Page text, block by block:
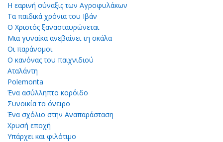
Η εαρινή σύναξις των Αγροφυλάκων
Τα παιδικά χρόνια του Ιβάν
Ο Χριστός ξανασταυρώνεται
Μια γυναίκα ανεβαίνει τη σκάλα
Οι παράνομοι
Ο κανόνας του παιχνιδιού
Αταλάντη
Polemonta
Ένα ασύλληπτο κορόιδο
Συνοικία το όνειρο
Ένα σχόλιο στην Αναπαράσταση
Χρυσή εποχή
Υπάρχει και φιλότιμο